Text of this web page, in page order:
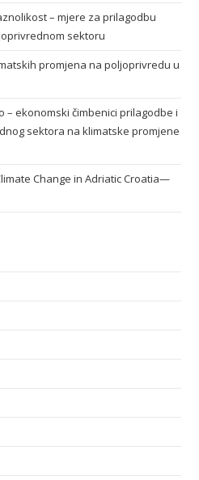
– mjere za prilagodbu
sektoru
promjena na poljoprivredu u
– ekonomski čimbenici prilagodbe i
sektora na klimatske promjene
Change in Adriatic Croatia—